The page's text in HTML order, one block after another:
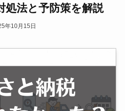
処法と予防策を解説
年10月15日